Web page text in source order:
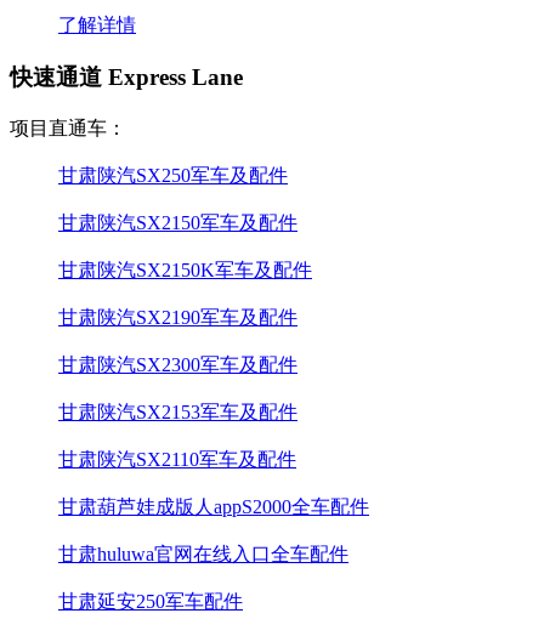
了解详情
快速通道 Express Lane
项目直通车：
甘肃陕汽SX250军车及配件
甘肃陕汽SX2150军车及配件
甘肃陕汽SX2150K军车及配件
甘肃陕汽SX2190军车及配件
甘肃陕汽SX2300军车及配件
甘肃陕汽SX2153军车及配件
甘肃陕汽SX2110军车及配件
甘肃葫芦娃成版人appS2000全车配件
甘肃huluwa官网在线入口全车配件
甘肃延安250军车配件